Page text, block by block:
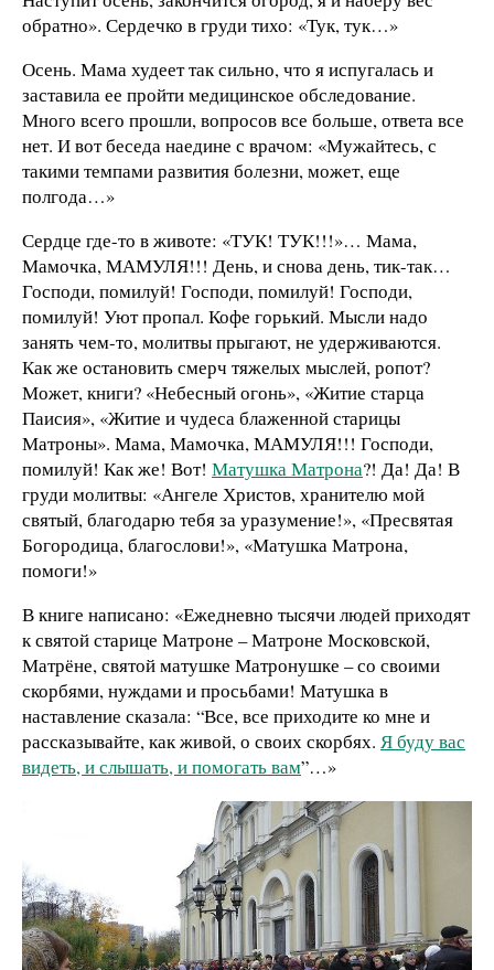
обратно». Сердечко в груди тихо: «Тук, тук…»
Осень. Мама худеет так сильно, что я испугалась и
заставила ее пройти медицинское обследование.
Много всего прошли, вопросов все больше, ответа все
нет. И вот беседа наедине с врачом: «Мужайтесь, с
такими темпами развития болезни, может, еще
полгода…»
Сердце где-то в животе: «ТУК! ТУК!!!»… Мама,
Мамочка, МАМУЛЯ!!! День, и снова день, тик-так…
Господи, помилуй! Господи, помилуй! Господи,
помилуй! Уют пропал. Кофе горький. Мысли надо
занять чем-то, молитвы прыгают, не удерживаются.
Как же остановить смерч тяжелых мыслей, ропот?
Может, книги? «Небесный огонь», «Житие старца
Паисия», «Житие и чудеса блаженной старицы
Матроны». Мама, Мамочка, МАМУЛЯ!!! Господи,
помилуй! Как же! Вот! Матушка Матрона?! Да! Да! В
груди молитвы: «Ангеле Христов, хранителю мой
святый, благодарю тебя за уразумение!», «Пресвятая
Богородица, благослови!», «Матушка Матрона,
помоги!»
В книге написано: «Ежедневно тысячи людей приходят
к святой старице Матроне – Матроне Московской,
Матрёне, святой матушке Матронушке – со своими
скорбями, нуждами и просьбами! Матушка в
наставление сказала: “Все, все приходите ко мне и
рассказывайте, как живой, о своих скорбях. Я буду вас
видеть, и слышать, и помогать вам”…»